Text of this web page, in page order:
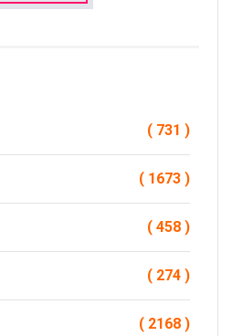
( 731 )
( 1673 )
( 458 )
( 274 )
( 2168 )